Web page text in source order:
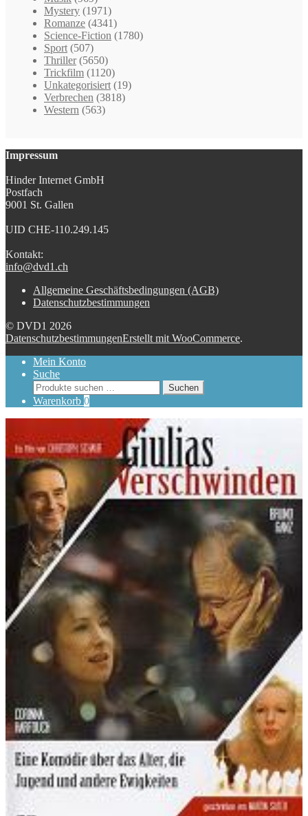
Mystery (1971)
Romanze (4341)
Science-Fiction (1780)
Sport (507)
Thriller (5650)
Trickfilm (1120)
Unkategorisiert (19)
Verbrechen (3818)
Western (563)
Impressum
Hinder Internet GmbH
Postfach
9001 St. Gallen
UID CHE-110.249.145
Kontakt:
info@dvd1.ch
Allgemeine Geschäftsbedingungen (AGB)
Datenschutzbestimmungen
© DVD1 2026
DatenschutzbestimmungenErstellt mit WooCommerce.
Mein Konto
Suche
Suchen
nach:
Suchen
Warenkorb 0